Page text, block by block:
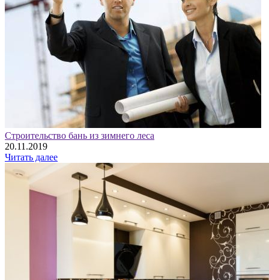
Строительство бань из зимнего леса
20.11.2019
Читать далее